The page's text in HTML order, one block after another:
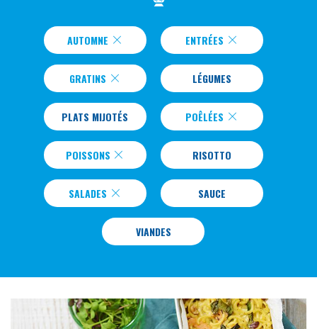
AUTOMNE ENTRÉES
GRATINS LÉGUMES
PLATS MIJOTÉS POÊLÉES
POISSONS RISOTTO
SALADES SAUCE
VIANDES